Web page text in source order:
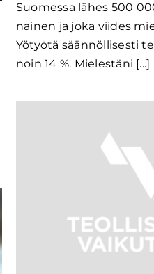
Suomessa lähes 500
nainen ja joka viides
Yötyötä säännöllisesti
noin 14 %. Mielestäni [...]